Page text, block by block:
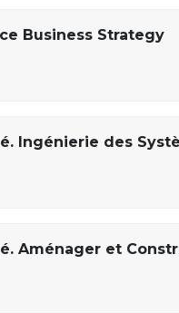
Business Strategy
Ingénierie des
Aménager et